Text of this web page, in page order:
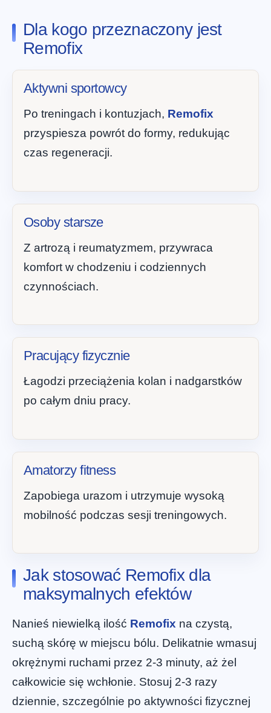
Dla kogo przeznaczony jest
Remofix
Aktywni sportowcy
Po treningach i kontuzjach, Remofix
przyspiesza powrót do formy, redukując
czas regeneracji.
Osoby starsze
Z artrozą i reumatyzmem, przywraca
komfort w chodzeniu i codziennych
czynnościach.
Pracujący fizycznie
Łagodzi przeciążenia kolan i nadgarstków
po całym dniu pracy.
Amatorzy fitness
Zapobiega urazom i utrzymuje wysoką
mobilność podczas sesji treningowych.
Jak stosować Remofix dla
maksymalnych efektów
Nanieś niewielką ilość Remofix na czystą,
suchą skórę w miejscu bólu. Delikatnie wmasuj
okrężnymi ruchami przez 2-3 minuty, aż żel
całkowicie się wchłonie. Stosuj 2-3 razy
dziennie, szczególnie po aktywności fizycznej